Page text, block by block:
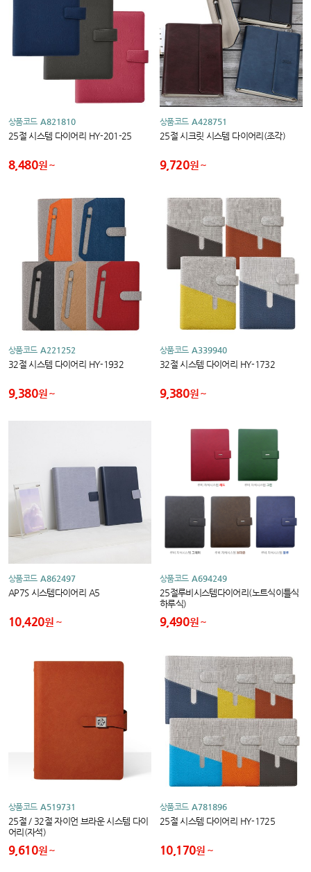
상품코드 A821810
25절 시스템 다이어리 HY-201-25
8,480원
상품코드 A428751
25절 시크릿 시스템 다이어리(조각)
9,720원
상품코드 A221252
32절 시스템 다이어리 HY-1932
9,380원
상품코드 A339940
32절 시스템 다이어리 HY-1732
9,380원
상품코드 A862497
AP7S 시스템다이어리 A5
10,420원
상품코드 A694249
25절루비시스템다이어리(노트식이틀식
하루식)
9,490원
상품코드 A519731
25절 / 32절 자이언 브라운 시스템 다이
어리(자석)
9,610원
상품코드 A781896
25절 시스템 다이어리 HY-1725
10,170원